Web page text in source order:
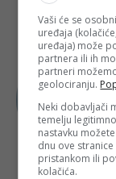
Vaši će se
uređaja
uređaja) može
partnera ili ih
partneri
geolociranju.
Neki dobavljači
temelju
nastavku
dnu ove
pristankom ili
kolačića.